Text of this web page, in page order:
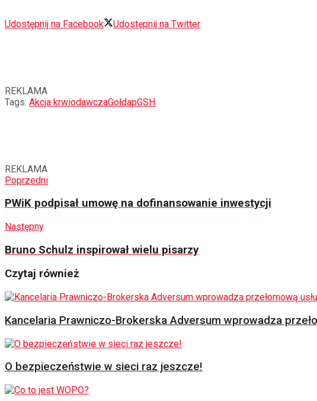
Udostępnij na Facebook Udostępnij na Twitter
REKLAMA
Tags: Akcja krwiodawczaGołdapGSH
REKLAMA
Poprzedni
PWiK podpisał umowę na dofinansowanie inwestycji
Następny
Bruno Schulz inspirował wielu pisarzy
Czytaj również
Kancelaria Prawniczo-Brokerska Adversum wprowadza
O bezpieczeństwie w sieci raz jeszcze!